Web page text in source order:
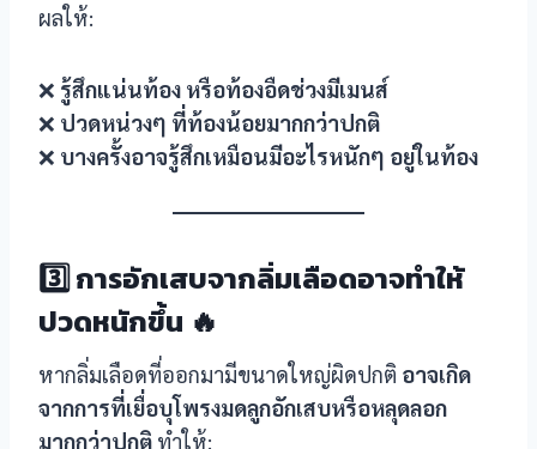
ผลให้:
❌ รู้สึกแน่นท้อง หรือท้องอืดช่วงมีเมนส์
❌ ปวดหน่วงๆ ที่ท้องน้อยมากกว่าปกติ
❌ บางครั้งอาจรู้สึกเหมือนมีอะไรหนักๆ อยู่ในท้อง
3️⃣ การอักเสบจากลิ่มเลือดอาจทำให้
ปวดหนักขึ้น 🔥
หากลิ่มเลือดที่ออกมามีขนาดใหญ่ผิดปกติ อาจเกิด
จากการที่เยื่อบุโพรงมดลูกอักเสบหรือหลุดลอก
มากกว่าปกติ ทำให้: